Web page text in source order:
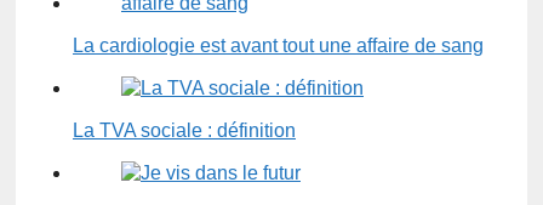
La cardiologie est avant tout une affaire de sang
La TVA sociale : définition